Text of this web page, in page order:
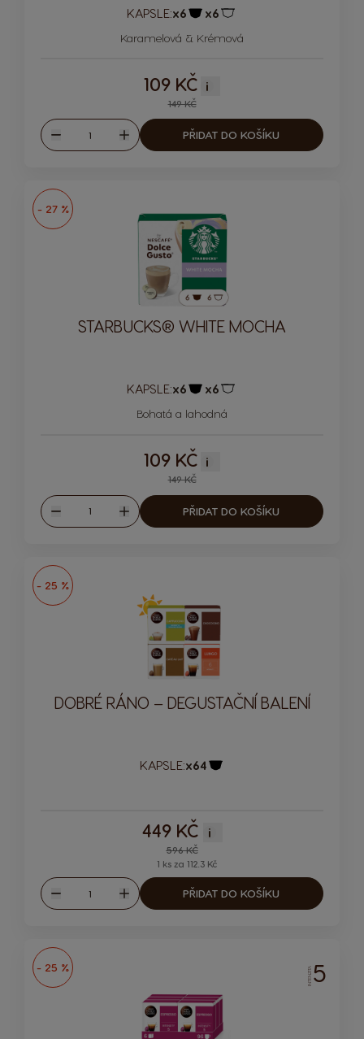
KAPSLE:x6 x6
Karamelová & Krémová
149 KČ
109 KČ i
Množství
Zvýšit
PŘIDAT DO KOŠÍKU
- 27 %
STARBUCKS® WHITE MOCHA
KAPSLE:x6 x6
Bohatá a lahodná
149 KČ
109 KČ i
Množství
Zvýšit
PŘIDAT DO KOŠÍKU
- 25 %
DOBRÉ RÁNO – DEGUSTAČNÍ BALENÍ
KAPSLE:x64
Regular Price
596 KČ
449 KČ i
1 ks za 112.3 Kč
Množství
Zvýšit
PŘIDAT DO KOŠÍKU
- 25 % INTENZITA5